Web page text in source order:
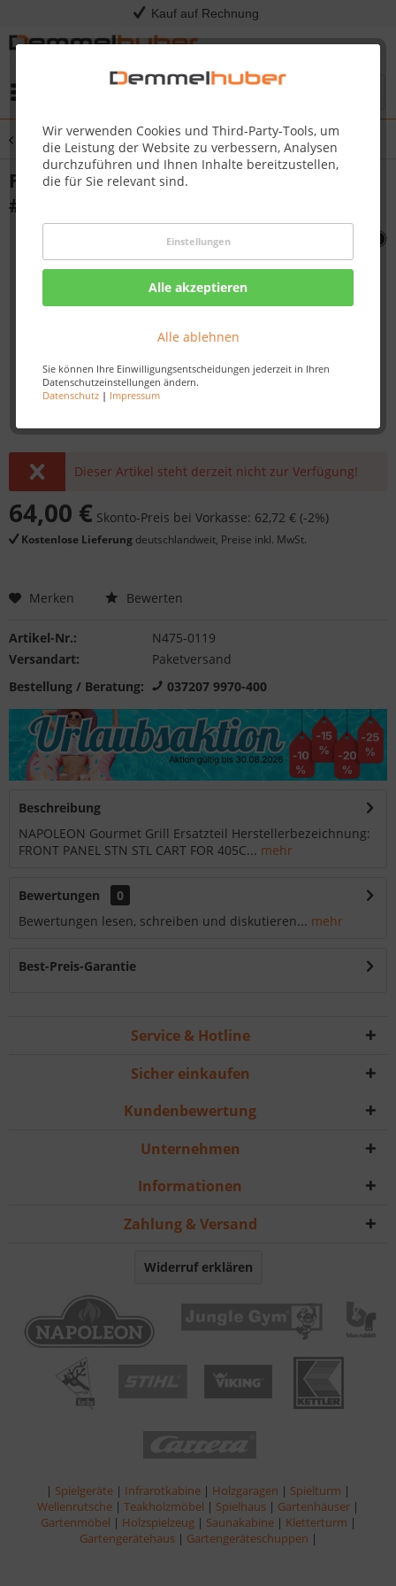
Kauf auf Rechnung
Wir verwenden Cookies und Third-Party-Tools, um
die Leistung der Website zu verbessern, Analysen
durchzuführen und Ihnen Inhalte bereitzustellen,
die für Sie relevant sind.
Einstellungen
Alle akzeptieren
Alle ablehnen
Sie können Ihre Einwilligungsentscheidungen jederzeit in Ihren
Datenschutzeinstellungen ändern.
Datenschutz| Impressum
Übersicht Sonstige Ersatzteile
FRONT PANEL STN STL CART FOR 405C
#N475-0119
Dieser Artikel steht derzeit nicht zur Verfügung!
64,00 € Skonto-Preis bei Vorkasse: 62,72 € (-2%)
Kostenlose Lieferung deutschlandweit, Preise inkl. MwSt.
Merken Bewerten
Artikel-Nr.:
N475-0119
Versandart:
Paketversand
Bestellung / Beratung:
037207 9970-400
Beschreibung
NAPOLEON Gourmet Grill Ersatzteil Herstellerbezeichnung:
FRONT PANEL STN STL CART FOR 405C... mehr
Bewertungen
0
Bewertungen lesen, schreiben und diskutieren... mehr
Best-Preis-Garantie
Service & Hotline
Sicher einkaufen
Kundenbewertung
Unternehmen
Informationen
Zahlung & Versand
Widerruf erklären
| Spielgeräte | Infrarotkabine | Holzgaragen | Spielturm |
Wellenrutsche | Teakholzmöbel | Spielhaus | Gartenhäuser |
Gartenmöbel | Holzspielzeug | Saunakabine | Kletterturm |
Gartengerätehaus | Gartengeräteschuppen |